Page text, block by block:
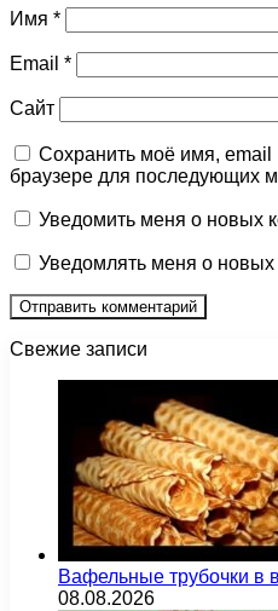
Имя *
Email *
Сайт
Сохранить моё имя, email
браузере для последующих
Уведомить меня о новых
Уведомлять меня о новых
Свежие записи
Вафельные трубочки в
08.08.2026